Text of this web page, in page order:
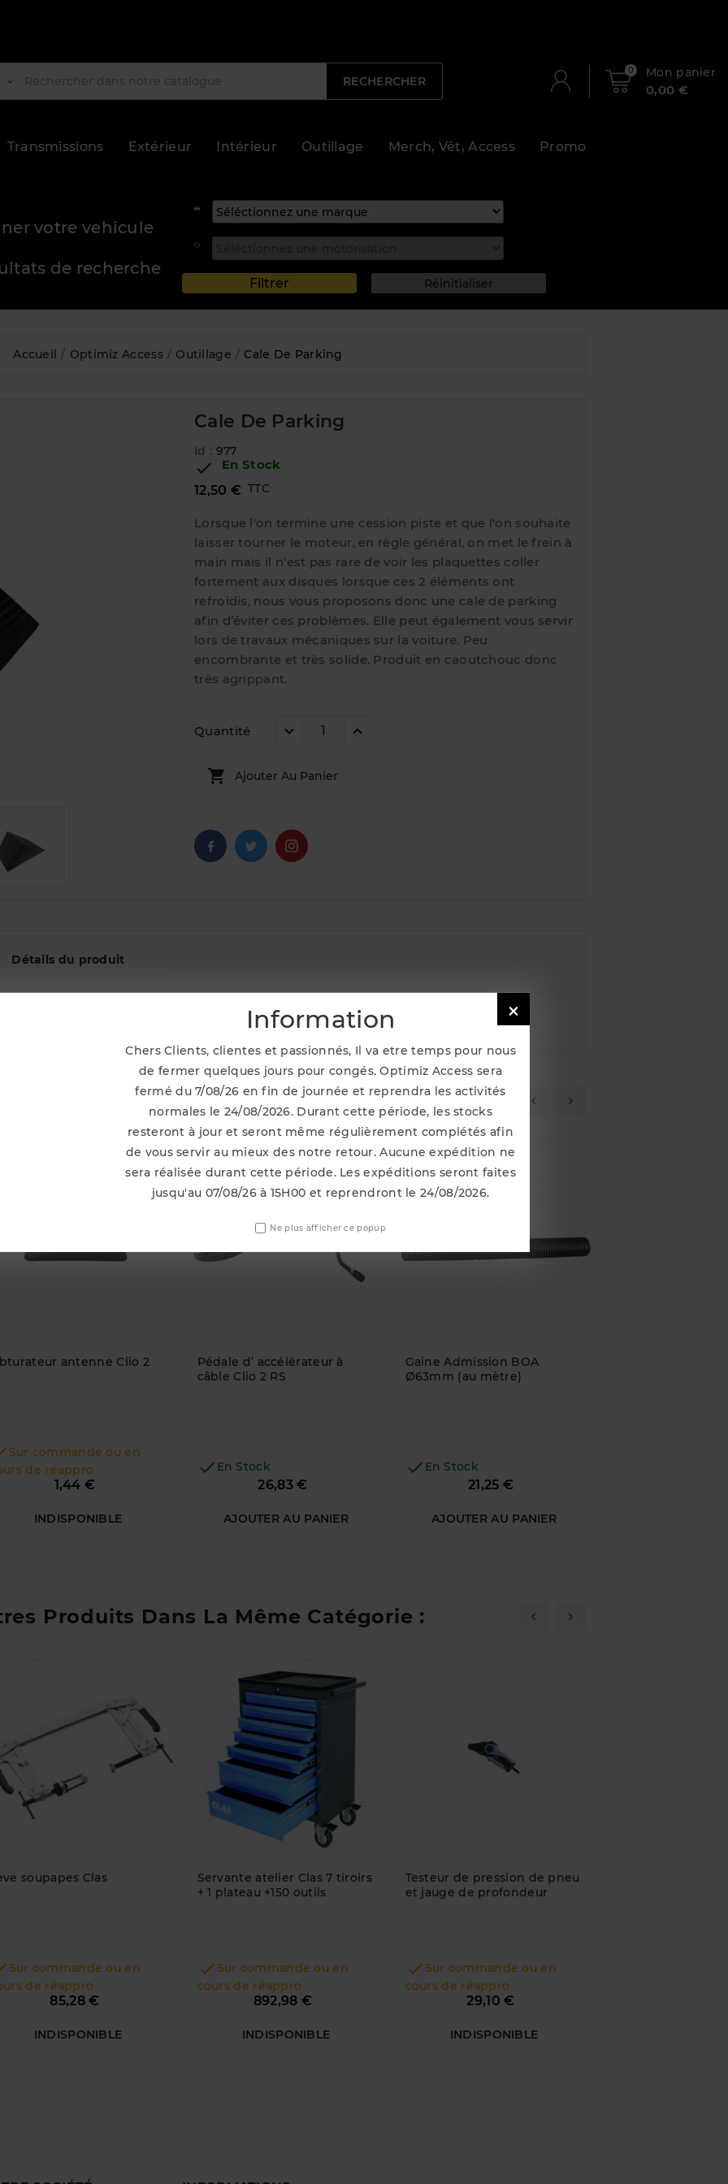
RECHERCHER
0 Mon panier
0,00 €
Transmissions Extérieur Intérieur Outillage Merch, Vêt, Access Promo
votre vehicule
de recherche
Accueil Optimiz Access Outillage Cale De Parking
Cale De Parking
Id : 977

En Stock
12,50 € TTC
Lorsque l'on termine une cession piste et que l'on souhaite
laisser tourner le moteur, en règle général, on met le frein à
main mais il n'est pas rare de voir les plaquettes coller
fortement aux disques lorsque ces 2 éléments ont
refroidis, nous vous proposons donc une cale de parking
afin d’éviter ces problèmes. Elle peut également vous servir
lors de travaux mécaniques sur la voiture. Peu
encombrante et très solide. Produit en caoutchouc donc
très agrippant.
Quantité
 Ajouter Au Panier
Détails du produit
Ont Acheté Ce Produit Ont Également Acheté...
antenne Clio 2
Sur commande ou en
de réappro
1,44 €
INDISPONIBLE
Pédale d’ accélérateur à
câble Clio 2 RS
 En Stock
26,83 €
AJOUTER AU PANIER
Gaine Admission BOA
Ø63mm (au mètre)
 En Stock
21,25 €
AJOUTER AU PANIER
Produits Dans La Même Catégorie :
soupapes Clas
Sur commande ou en
de réappro
85,28 €
INDISPONIBLE
Servante atelier Clas 7 tiroirs
+ 1 plateau +150 outils
 Sur commande ou en
cours de réappro
892,98 €
INDISPONIBLE
Testeur de pression de pneu
et jauge de profondeur
 Sur commande ou en
cours de réappro
29,10 €
INDISPONIBLE

Information
Chers Clients, clientes et passionnés, Il va etre temps pour nous
de fermer quelques jours pour congés. Optimiz Access sera
fermé du 7/08/26 en fin de journée et reprendra les activités
normales le 24/08/2026. Durant cette période, les stocks
resteront à jour et seront même régulièrement complétés afin
de vous servir au mieux des notre retour. Aucune expédition ne
sera réalisée durant cette période. Les expéditions seront faites
jusqu'au 07/08/26 à 15H00 et reprendront le 24/08/2026.
Ne plus afficher ce popup